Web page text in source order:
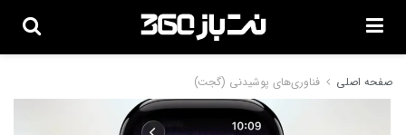
صفحه اصلی فناوری‌های پوشیدنی (گجت)